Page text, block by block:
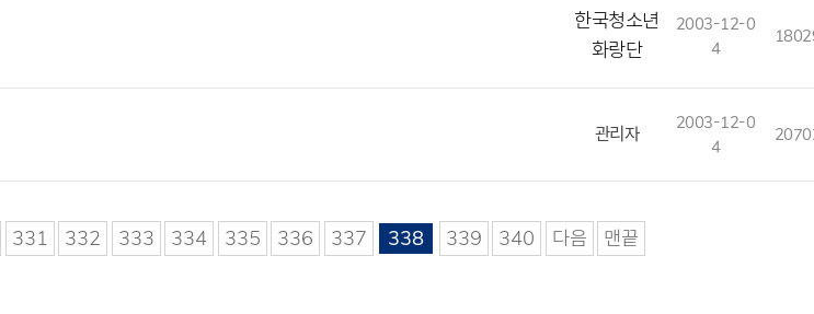
한국청소년
화랑단
2003-12-0
4
관리자
2003-12-0
4
331 332 333 334 335 336 337 338 339 340 다음 맨끝